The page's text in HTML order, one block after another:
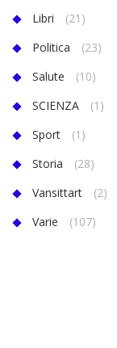
Libri
(21)
Politica
(23)
Salute
(10)
SCIENZA
(1)
Sport
(1)
Storia
(28)
Vansittart
(2)
Varie
(107)